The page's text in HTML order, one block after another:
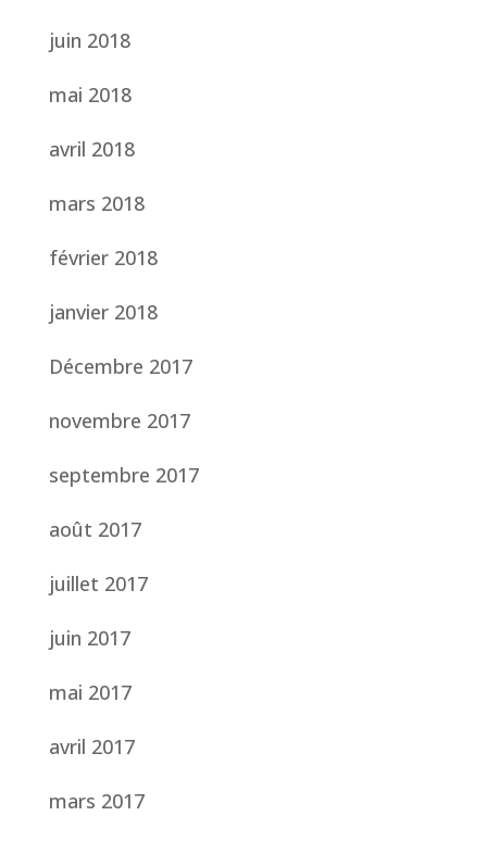
juin 2018
mai 2018
avril 2018
mars 2018
février 2018
janvier 2018
Décembre 2017
novembre 2017
septembre 2017
août 2017
juillet 2017
juin 2017
mai 2017
avril 2017
mars 2017